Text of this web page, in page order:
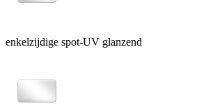
enkelzijdige spot-UV glanzend